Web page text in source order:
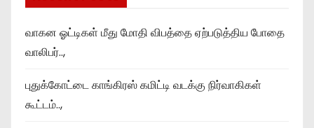
வாகன ஓட்டிகள் மீது மோதி விபத்தை ஏற்படுத்திய போதை
வாலிபர்..,
புதுக்கோட்டை காங்கிரஸ் கமிட்டி வடக்கு நிர்வாகிகள்
கூட்டம்..,